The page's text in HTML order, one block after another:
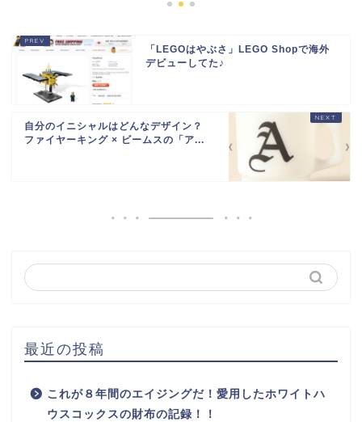
「LEGOはやぶさ」LEGO Shopで海外
デビューしてた♪
自分のイニシャルはどんなデザイン？
ファイヤーキング × ビームスの「ア...
最近の投稿
これが８年間のエイジングだ！愛用したホワイトハ
ウスコックスの財布の記録！！